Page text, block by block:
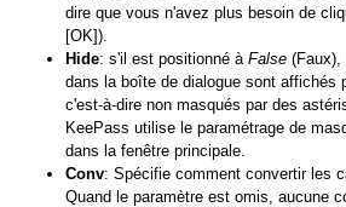
dire que vous n'avez plus besoin de
[OK]).
Hide: s'il est positionné à False (Faux),
dans la boîte de dialogue sont affichés
c'est-à-dire non masqués par des
KeePass utilise le paramétrage de
dans la fenêtre principale.
Conv: Spécifie comment convertir les
Quand le paramètre est omis, aucune